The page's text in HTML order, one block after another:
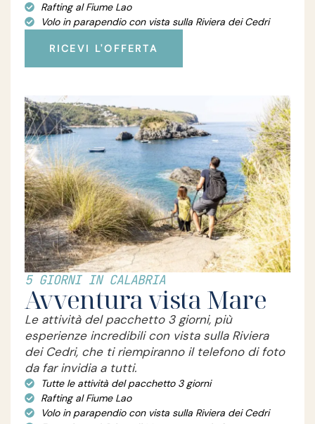
Rafting al Fiume Lao
Volo in parapendio con vista sulla Riviera dei Cedri
RICEVI L'OFFERTA
5 GIORNI IN CALABRIA
Avventura vista Mare
Le attività del pacchetto 3 giorni, più
esperienze incredibili con vista sulla Riviera
dei Cedri, che ti riempiranno il telefono di foto
da far invidia a tutti.
Tutte le attività del pacchetto 3 giorni
Rafting al Fiume Lao
Volo in parapendio con vista sulla Riviera dei Cedri